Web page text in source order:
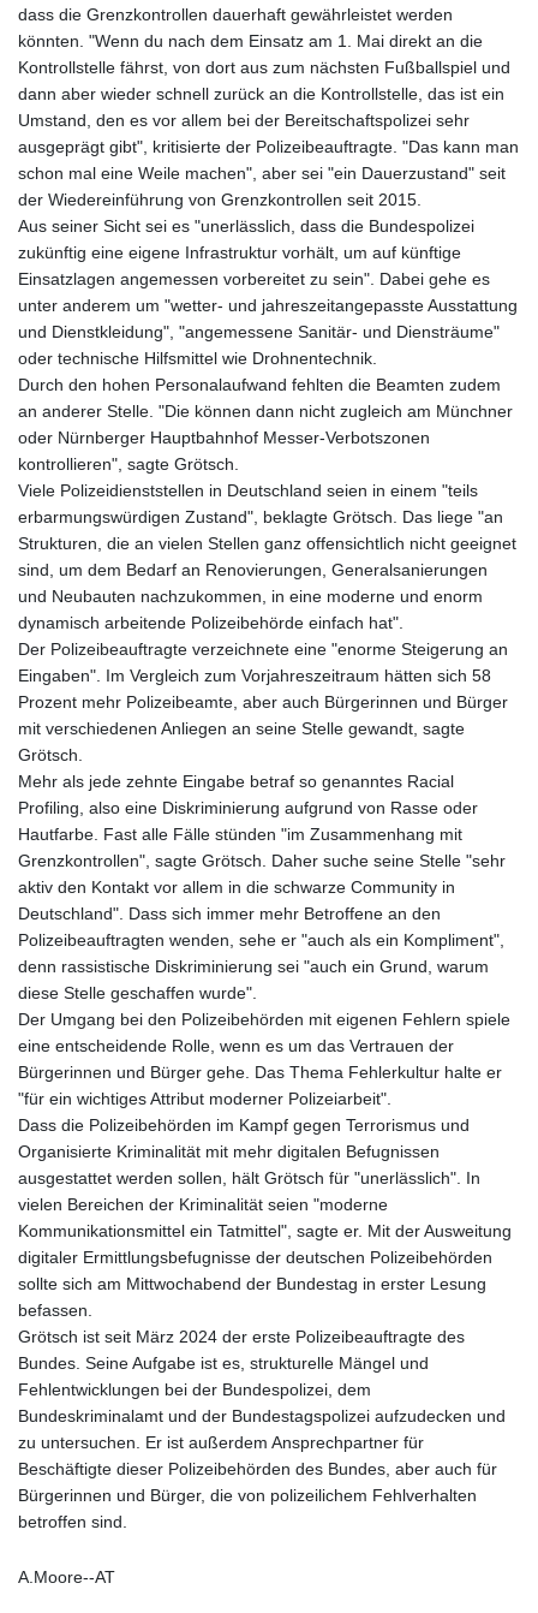
dass die Grenzkontrollen dauerhaft gewährleistet werden
könnten. "Wenn du nach dem Einsatz am 1. Mai direkt an die
Kontrollstelle fährst, von dort aus zum nächsten Fußballspiel und
dann aber wieder schnell zurück an die Kontrollstelle, das ist ein
Umstand, den es vor allem bei der Bereitschaftspolizei sehr
ausgeprägt gibt", kritisierte der Polizeibeauftragte. "Das kann man
schon mal eine Weile machen", aber sei "ein Dauerzustand" seit
der Wiedereinführung von Grenzkontrollen seit 2015.
Aus seiner Sicht sei es "unerlässlich, dass die Bundespolizei
zukünftig eine eigene Infrastruktur vorhält, um auf künftige
Einsatzlagen angemessen vorbereitet zu sein". Dabei gehe es
unter anderem um "wetter- und jahreszeitangepasste Ausstattung
und Dienstkleidung", "angemessene Sanitär- und Diensträume"
oder technische Hilfsmittel wie Drohnentechnik.
Durch den hohen Personalaufwand fehlten die Beamten zudem
an anderer Stelle. "Die können dann nicht zugleich am Münchner
oder Nürnberger Hauptbahnhof Messer-Verbotszonen
kontrollieren", sagte Grötsch.
Viele Polizeidienststellen in Deutschland seien in einem "teils
erbarmungswürdigen Zustand", beklagte Grötsch. Das liege "an
Strukturen, die an vielen Stellen ganz offensichtlich nicht geeignet
sind, um dem Bedarf an Renovierungen, Generalsanierungen
und Neubauten nachzukommen, in eine moderne und enorm
dynamisch arbeitende Polizeibehörde einfach hat".
Der Polizeibeauftragte verzeichnete eine "enorme Steigerung an
Eingaben". Im Vergleich zum Vorjahreszeitraum hätten sich 58
Prozent mehr Polizeibeamte, aber auch Bürgerinnen und Bürger
mit verschiedenen Anliegen an seine Stelle gewandt, sagte
Grötsch.
Mehr als jede zehnte Eingabe betraf so genanntes Racial
Profiling, also eine Diskriminierung aufgrund von Rasse oder
Hautfarbe. Fast alle Fälle stünden "im Zusammenhang mit
Grenzkontrollen", sagte Grötsch. Daher suche seine Stelle "sehr
aktiv den Kontakt vor allem in die schwarze Community in
Deutschland". Dass sich immer mehr Betroffene an den
Polizeibeauftragten wenden, sehe er "auch als ein Kompliment",
denn rassistische Diskriminierung sei "auch ein Grund, warum
diese Stelle geschaffen wurde".
Der Umgang bei den Polizeibehörden mit eigenen Fehlern spiele
eine entscheidende Rolle, wenn es um das Vertrauen der
Bürgerinnen und Bürger gehe. Das Thema Fehlerkultur halte er
"für ein wichtiges Attribut moderner Polizeiarbeit".
Dass die Polizeibehörden im Kampf gegen Terrorismus und
Organisierte Kriminalität mit mehr digitalen Befugnissen
ausgestattet werden sollen, hält Grötsch für "unerlässlich". In
vielen Bereichen der Kriminalität seien "moderne
Kommunikationsmittel ein Tatmittel", sagte er. Mit der Ausweitung
digitaler Ermittlungsbefugnisse der deutschen Polizeibehörden
sollte sich am Mittwochabend der Bundestag in erster Lesung
befassen.
Grötsch ist seit März 2024 der erste Polizeibeauftragte des
Bundes. Seine Aufgabe ist es, strukturelle Mängel und
Fehlentwicklungen bei der Bundespolizei, dem
Bundeskriminalamt und der Bundestagspolizei aufzudecken und
zu untersuchen. Er ist außerdem Ansprechpartner für
Beschäftigte dieser Polizeibehörden des Bundes, aber auch für
Bürgerinnen und Bürger, die von polizeilichem Fehlverhalten
betroffen sind.
A.Moore--AT